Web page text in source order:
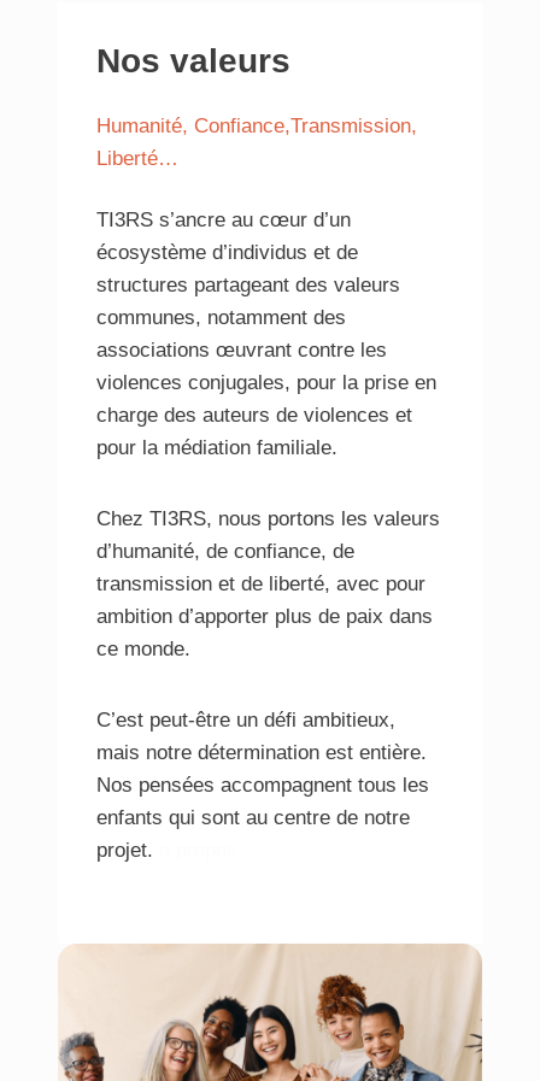
Nos valeurs
Humanité, Confiance,Transmission,
Liberté…
TI3RS s’ancre au cœur d’un
écosystème d’individus et de
structures partageant des valeurs
communes, notamment des
associations œuvrant contre les
violences conjugales, pour la prise en
charge des auteurs de violences et
pour la médiation familiale.
Chez TI3RS, nous portons les valeurs
d’humanité, de confiance, de
transmission et de liberté, avec pour
ambition d’apporter plus de paix dans
ce monde.
C’est peut-être un défi ambitieux,
mais notre détermination est entière.
Nos pensées accompagnent tous les
enfants qui sont au centre de notre
projet.